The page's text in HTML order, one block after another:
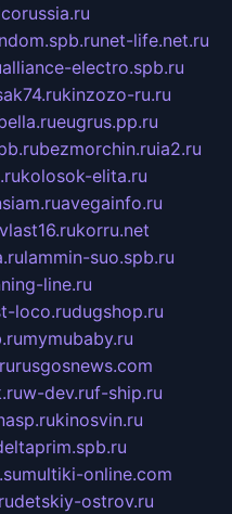
net-life.net.ru
alliance-electro.spb.ru
kinzozo-ru.ru
eugrus.pp.ru
bezmorchin.ruia2.ru
kolosok-elita.ru
avegainfo.ru
vlast16.rukorru.net
lammin-suo.spb.ru
line.ru
loco.rudugshop.ru
mymubaby.ru
rusgosnews.com
w-dev.ruf-ship.ru
kinosvin.ru
multiki-online.com
detskiy-ostrov.ru